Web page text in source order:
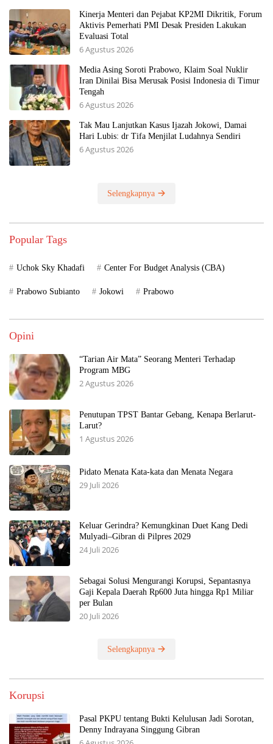
Kinerja Menteri dan Pejabat KP2MI Dikritik, Forum
Aktivis Pemerhati PMI Desak Presiden Lakukan
Evaluasi Total
6 Agustus 2026
Media Asing Soroti Prabowo, Klaim Soal Nuklir
Iran Dinilai Bisa Merusak Posisi Indonesia di Timur
Tengah
6 Agustus 2026
Tak Mau Lanjutkan Kasus Ijazah Jokowi, Damai
Hari Lubis: dr Tifa Menjilat Ludahnya Sendiri
6 Agustus 2026
Selengkapnya
Popular Tags
Uchok Sky Khadafi Center For Budget Analysis (CBA)
Prabowo Subianto Jokowi Prabowo
Opini
“Tarian Air Mata” Seorang Menteri Terhadap
Program MBG
2 Agustus 2026
Penutupan TPST Bantar Gebang, Kenapa Berlarut-
Larut?
1 Agustus 2026
Pidato Menata Kata-kata dan Menata Negara
29 Juli 2026
Keluar Gerindra? Kemungkinan Duet Kang Dedi
Mulyadi–Gibran di Pilpres 2029
24 Juli 2026
Sebagai Solusi Mengurangi Korupsi, Sepantasnya
Gaji Kepala Daerah Rp600 Juta hingga Rp1 Miliar
per Bulan
20 Juli 2026
Selengkapnya
Korupsi
Pasal PKPU tentang Bukti Kelulusan Jadi Sorotan,
Denny Indrayana Singgung Gibran